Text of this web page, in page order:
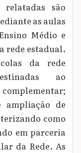
relatadas são
as aulas
Médio e
rede estadual.
da rede
ao
ampliação de
como
em parceria
da Rede. As